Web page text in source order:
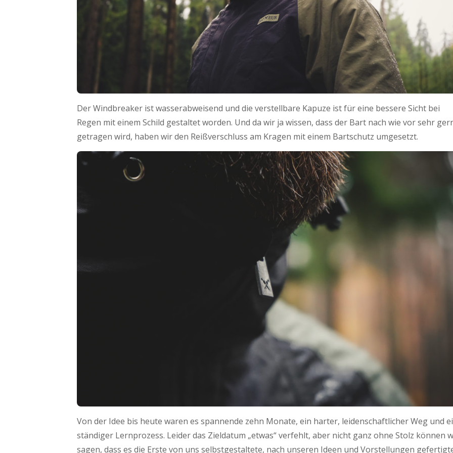
Der Windbreaker ist wasserabweisend und die verstellbare Kapuze ist für eine bessere Sicht bei
Regen mit einem Schild gestaltet worden. Und da wir ja wissen, dass der Bart nach wie vor sehr
getragen wird, haben wir den Reißverschluss am Kragen mit einem Bartschutz umgesetzt.
Von der Idee bis heute waren es spannende zehn Monate, ein harter, leidenschaftlicher Weg und
ständiger Lernprozess. Leider das Zieldatum „etwas“ verfehlt, aber nicht ganz ohne Stolz können
sagen, dass es die Erste von uns selbstgestaltete, nach unseren Ideen und Vorstellungen